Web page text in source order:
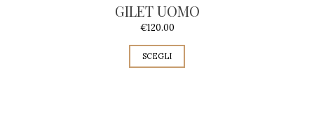
GILET UOMO
€120.00
SCEGLI